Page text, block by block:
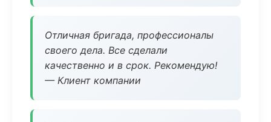
Отличная бригада, профессионалы
своего дела. Все сделали
качественно и в срок. Рекомендую!
— Клиент компании